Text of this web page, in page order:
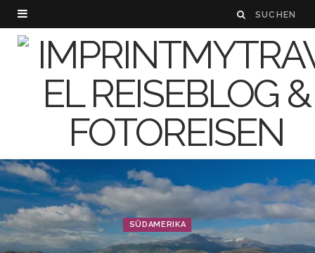
SÜDAMERIKA